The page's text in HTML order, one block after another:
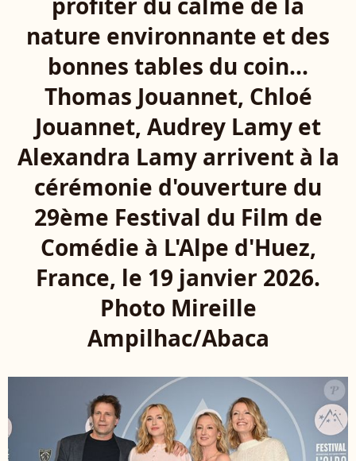
nature environnante et des
bonnes tables du coin...
Thomas Jouannet, Chloé
Jouannet, Audrey Lamy et
Alexandra Lamy arrivent à la
cérémonie d'ouverture du
29ème Festival du Film de
Comédie à L'Alpe d'Huez,
France, le 19 janvier 2026.
Photo Mireille
Ampilhac/Abaca